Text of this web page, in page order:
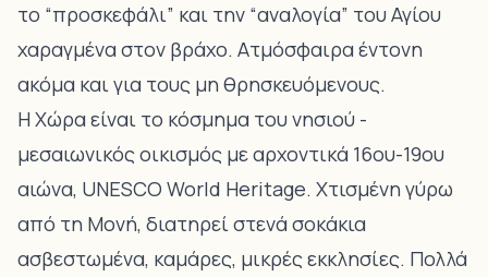
το “προσκεφάλι” και την “αναλογία” του Αγίου
χαραγμένα στον βράχο. Ατμόσφαιρα έντονη
ακόμα και για τους μη θρησκευόμενους.
Η Χώρα είναι το κόσμημα του νησιού -
μεσαιωνικός οικισμός με αρχοντικά 16ου-19ου
αιώνα, UNESCO World Heritage. Χτισμένη γύρω
από τη Μονή, διατηρεί στενά σοκάκια
ασβεστωμένα, καμάρες, μικρές εκκλησίες. Πολλά